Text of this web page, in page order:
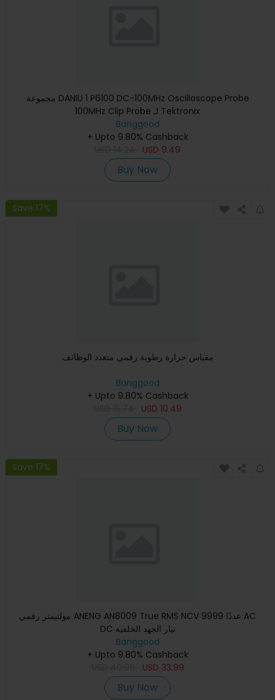
مجموعة DANIU 1 P6100 DC-100MHz Oscilloscope Probe
100MHz Clip Probe لـ Tektronix
Banggood
+ Upto 9.80% Cashback
USD 9.49
Buy Now
Save 17%
مقياس حرارة رطوبة رقمي متعدد الوظائف
Banggood
+ Upto 9.80% Cashback
USD 10.49
Buy Now
Save 17%
مولتيمتر رقمي ANENG AN8009 True RMS NCV 9999 عددًا AC
DC تيار الجهد الخلفية
Banggood
+ Upto 9.80% Cashback
USD 33.99
Buy Now